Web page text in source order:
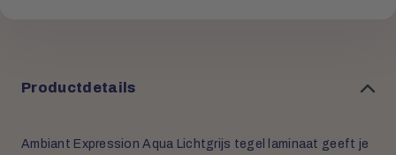
Productdetails
Ambiant Expression Aqua Lichtgrijs tegel laminaat geeft je